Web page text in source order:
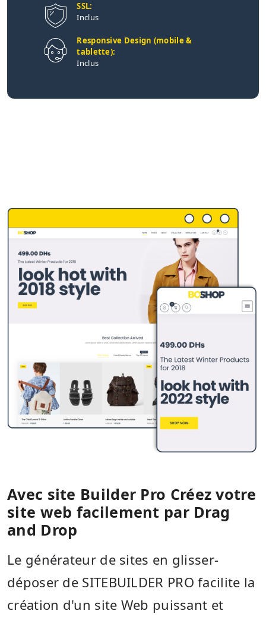
SSL:
Inclus
Responsive Design (mobile &
tablette):
Inclus
Avec site Builder Pro Créez votre
site web facilement par Drag
and Drop
Le générateur de sites en glisser-
déposer de SITEBUILDER PRO facilite la
création d'un site Web puissant et